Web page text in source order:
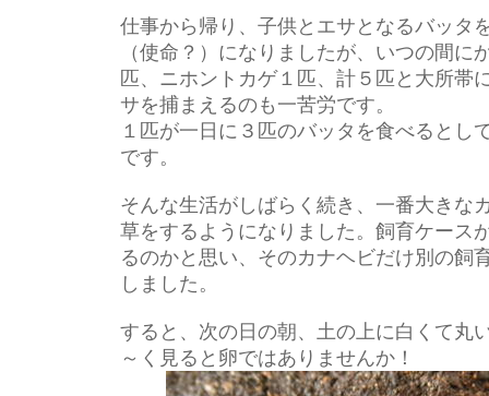
仕事から帰り、子供とエサとなるバッタ
（使命？）になりましたが、いつの間に
匹、ニホントカゲ１匹、計５匹と大所帯
サを捕まえるのも一苦労です。
１匹が一日に３匹のバッタを食べるとし
です。
そんな生活がしばらく続き、一番大きな
草をするようになりました。飼育ケース
るのかと思い、そのカナヘビだけ別の飼
しました。
すると、次の日の朝、土の上に白くて丸
～く見ると卵ではありませんか！